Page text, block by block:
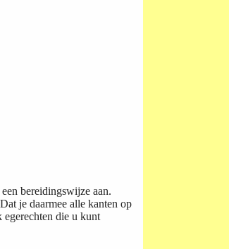
bereidingswijze aan.
je daarmee alle kanten op
die u kunt